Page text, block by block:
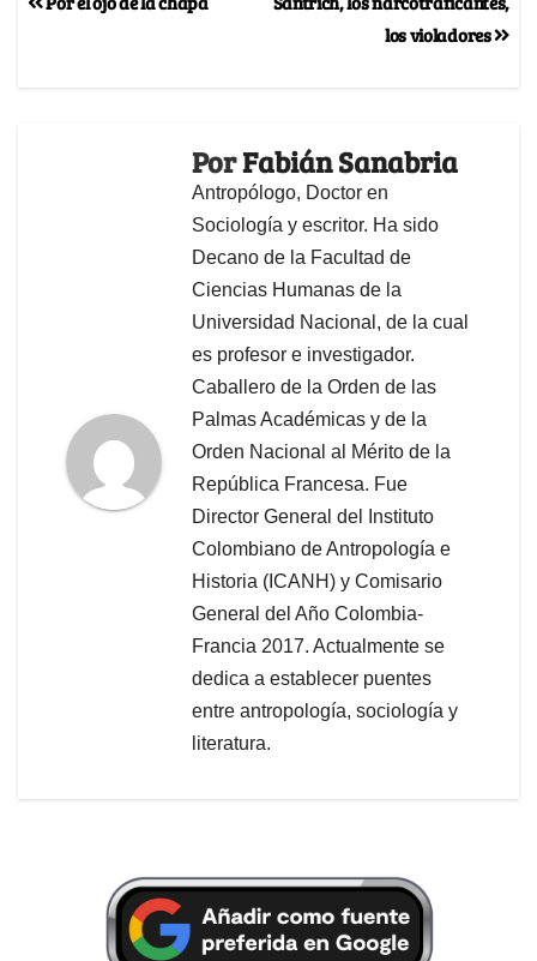
los violadores
PorFabián Sanabria
Antropólogo, Doctor en
Sociología y escritor. Ha sido
Decano de la Facultad de
Ciencias Humanas de la
Universidad Nacional, de la cual
es profesor e investigador.
Caballero de la Orden de las
Palmas Académicas y de la
Orden Nacional al Mérito de la
República Francesa. Fue
Director General del Instituto
Colombiano de Antropología e
Historia (ICANH) y Comisario
General del Año Colombia-
Francia 2017. Actualmente se
dedica a establecer puentes
entre antropología, sociología y
literatura.